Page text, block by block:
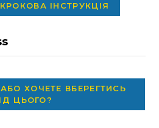
ІНСТРУКЦІЯ
ХОЧЕТЕ ВБЕРЕГТИСЬ
ЦЬОГО?